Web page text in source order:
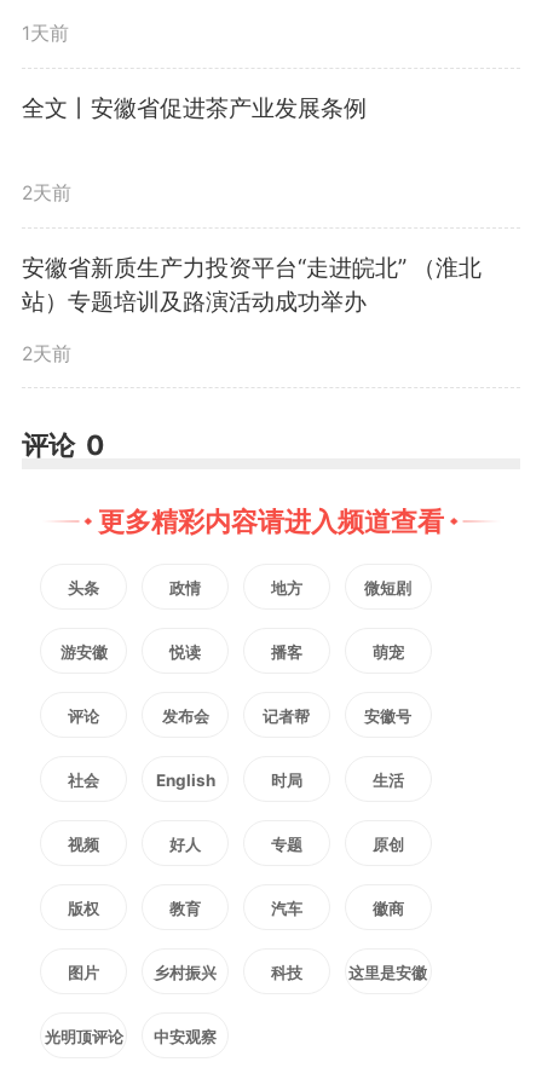
下一步，公司将加力推进各项
先进施工技术应用，持续提升现场
为公司项目建造提供源源不断的新
动能。（华建轩）
中国化学三化建供图
2329 微信 QQ
1天前
全文丨安徽省促进茶产业发展条例
2天前
安徽省新质生产力投资平台“走进皖北” （淮北
站）专题培训及路演活动成功举办
2天前
评论 0
更多精彩内容请进入频道查看
头条 政情 地方 微短剧
游安徽 悦读 播客 萌宠
评论 发布会 记者帮 安徽号
社会 English 时局 生活
视频 好人 专题 原创
版权 教育 汽车 徽商
图片 乡村振兴 科技 这里是安徽
光明顶评论 中安观察